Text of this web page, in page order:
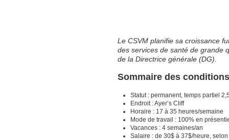
Le CSVM planifie sa croissance
des services de santé de grande
de la Directrice générale (DG).
Sommaire des conditions
Statut : permanent, temps partiel
Endroit : Ayer’s Cliff
Horaire : 17 à 35 heures/semaine
Mode de travail : 100% en
Vacances : 4 semaines/an
Salaire : de 30$ à 37$/heure,